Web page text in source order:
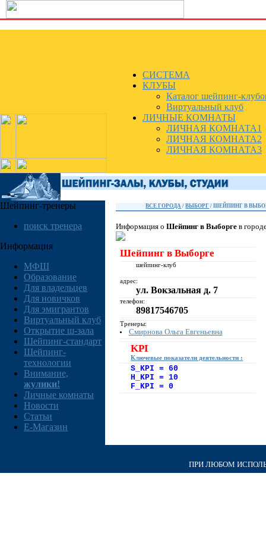
СИСТЕМА
КЛУБЫ
Каталог шейпинг-
Виртуальный клуб
ЛИЧНЫЕ КОМНАТЫ
ЛИЧНАЯ КОМНАТА1
ЛИЧНАЯ КОМНАТА2
ЛИЧНАЯ КОМНАТА3
Шейпинг-тренеры
поиск тренера
Информация
МФШ
Образование
Для владельцев
Для новичков
Для эмигрантов
Виртуальный клуб
Открытие ш-зала
Шейпинг-стандарт
Шейпинг-
технологии
Внимание,
жулики!
Личные комнаты
Новости
Статьи
E-Магазин
ВСЕ ГОРОДА /ВЫБОРГ / ШЕЙПИНГ В
Информация о Шейпинг в Выборге в
Шейпинг в Выборге
шейпинг-клуб
адрес:
ул. Вокзальная д. 7
телефон:
89817546705
Тренеры:
Смирнова Ольга Евгеньевна
KPI
Ключевые показатели деятельности :
S_KPI = 60
H_KPI = 10
F_KPI = 0
ПРИ ЛЮБОМ